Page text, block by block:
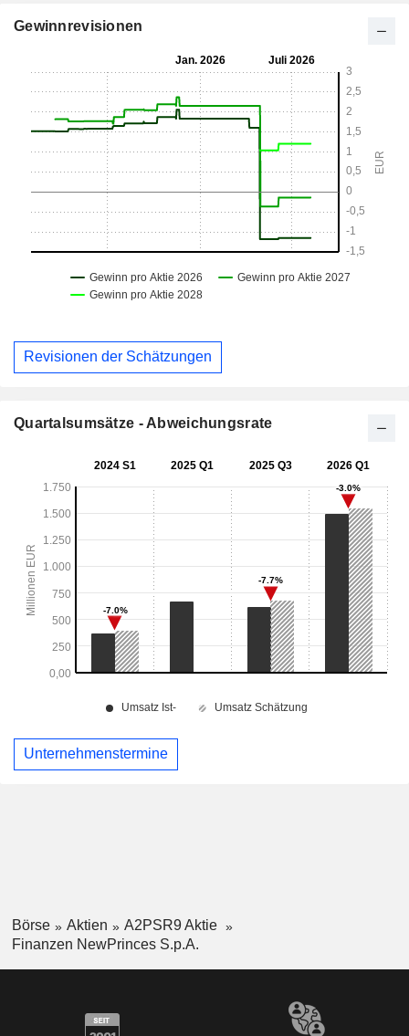
Gewinnrevisionen
Revisionen der Schätzungen
Quartalsumsätze - Abweichungsrate
Unternehmenstermine
Börse Aktien
A2PSR9 Aktie
Finanzen NewPrinces S.p.A.